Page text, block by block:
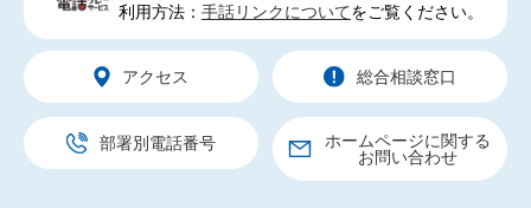
利用方法： 手話リンクについてをご覧ください。
アクセス 総合相談窓口
部署別電話番号
ホームページに関する
お問い合わせ